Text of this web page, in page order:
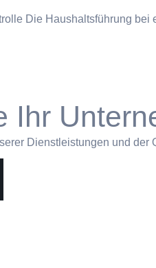
Die Haushaltsführung bei
Ihr
Dienstleistungen und